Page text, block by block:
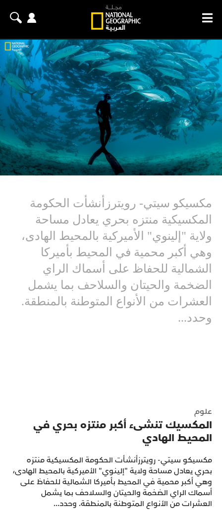
مكسيكو سيتي- رويترزأنشأت الحكومة
المكسيكية منتزه بحري يعادل مساحة
ولاية "إلينوي" الأميركية بالمحيط الهادى،
وهي أكبر محمية في المحيط بأميركا
الشمالية للحفاظ على أسماك الراي
الضخمة والحيتان والسلاحف بما يشمل
العشرات من الأنواع المتوطنة بالمنطقة.
وحدد...
علوم
المكسيك تنشىء أكبر منتزه بحري في
المحيط الهادي
مكسيكو سيتي- رويترزأنشأت الحكومة المكسيكية منتزه
بحري يعادل مساحة ولاية "إلينوي" الأميركية بالمحيط الهادى،
وهي أكبر محمية في المحيط بأميركا الشمالية للحفاظ على
أسماك الراي الضخمة والحيتان والسلاحف بما يشمل
العشرات من الأنواع المتوطنة بالمنطقة. وحدد...